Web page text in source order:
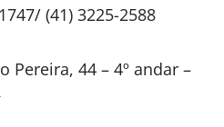
(41) 3225-2588
Pereira, 44 – 4º andar –